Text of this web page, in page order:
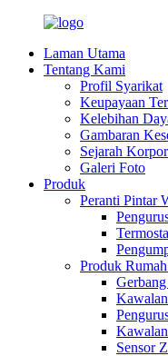
Laman Utama
Tentang Kami
Profil Syarikat
Keupayaan
Kelebihan
Gambaran
Sejarah
Galeri Foto
Produk
Peranti Pintar
Produk
Sensor